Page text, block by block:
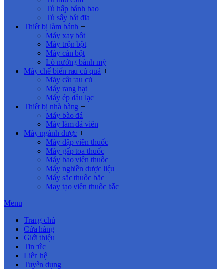
Tủ hấp bánh bao
Tủ sấy bát đĩa
Thiết bị làm bánh +
Máy xay bột
Máy trộn bột
Máy cán bột
Lò nướng bánh mỳ
Máy chế biến rau củ quả +
Máy cắt rau củ
Máy rang hạt
Máy ép dầu lạc
Thiết bị nhà hàng +
Máy bào đá
Máy làm đá viên
Máy ngành dược +
Máy dập viên thuốc
Máy gấp toa thuốc
Máy bao viên thuốc
Máy nghiền dược liệu
Máy sắc thuốc bắc
May tạo viên thuốc bắc
Menu
Trang chủ
Cửa hàng
Giới thiệu
Tin tức
Liên hệ
Tuyển dụng